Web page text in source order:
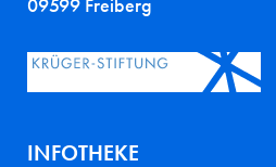
09599 Freiberg
INFOTHEKE